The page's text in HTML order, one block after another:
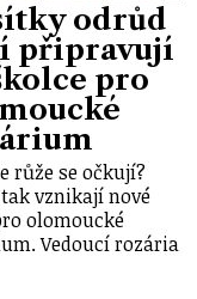
odrůd
připravují
pro
růže se očkují?
vznikají nové
olomoucké
Vedoucí rozária